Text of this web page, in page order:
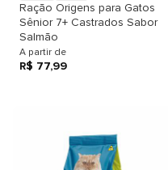
Ração Origens para Gatos
Sênior 7+ Castrados Sabor
Salmão
A partir de
R$ 77,99